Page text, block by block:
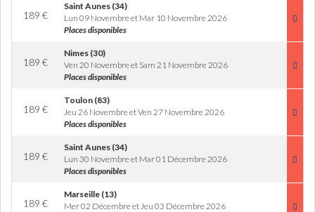
189 €
Saint Aunes (34)
Lun 09 Novembre et Mar 10 Novembre 2026
Places disponibles
189 €
Nimes (30)
Ven 20 Novembre et Sam 21 Novembre 2026
Places disponibles
189 €
Toulon (83)
Jeu 26 Novembre et Ven 27 Novembre 2026
Places disponibles
189 €
Saint Aunes (34)
Lun 30 Novembre et Mar 01 Décembre 2026
Places disponibles
189 €
Marseille (13)
Mer 02 Décembre et Jeu 03 Décembre 2026